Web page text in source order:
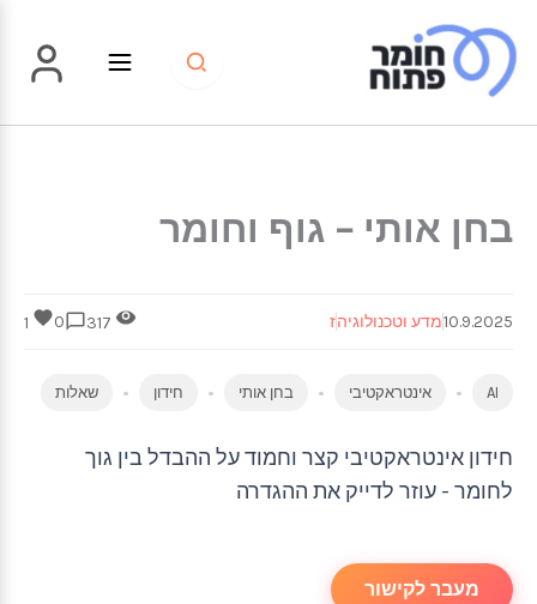
לתוכן
בחן אותי – גוף וחומר
10.9.2025מדע וטכנולוגיהז 0
AI אינטראקטיבי בחן אותי חידון שאלות
חידון אינטראקטיבי קצר וחמוד על ההבדל בין גוך
לחומר - עוזר לדייק את ההגדרה
מעבר לקישור